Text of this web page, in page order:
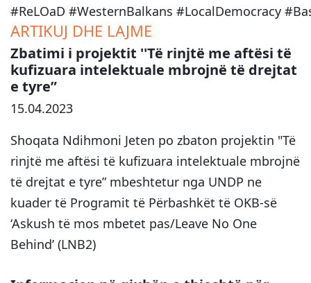
#ReLOaD #WesternBalkans #LocalDemocracy
ARTIKUJ DHE LAJME
Zbatimi i projektit ''Të rinjtë me aftësi të
kufizuara intelektuale mbrojnë të drejtat
e tyre”
15.04.2023
Shoqata Ndihmoni Jeten po zbaton projektin "Të
rinjtë me aftësi të kufizuara intelektuale mbrojnë
të drejtat e tyre” mbeshtetur nga UNDP ne
kuader të Programit të Përbashkët të OKB-së
‘Askush të mos mbetet pas/Leave No One
Behind’ (LNB2)